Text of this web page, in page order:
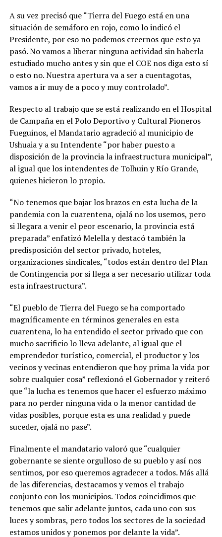
A su vez precisó que “Tierra del Fuego está en una
situación de semáforo en rojo, como lo indicó el
Presidente, por eso no podemos creernos que esto ya
pasó. No vamos a liberar ninguna actividad sin haberla
estudiado mucho antes y sin que el COE nos diga esto sí
o esto no. Nuestra apertura va a ser a cuentagotas,
vamos a ir muy de a poco y muy controlado”.
Respecto al trabajo que se está realizando en el Hospital
de Campaña en el Polo Deportivo y Cultural Pioneros
Fueguinos, el Mandatario agradeció al municipio de
Ushuaia y a su Intendente “por haber puesto a
disposición de la provincia la infraestructura municipal”,
al igual que los intendentes de Tolhuin y Río Grande,
quienes hicieron lo propio.
“No tenemos que bajar los brazos en esta lucha de la
pandemia con la cuarentena, ojalá no los usemos, pero
si llegara a venir el peor escenario, la provincia está
preparada” enfatizó Melella y destacó también la
predisposición del sector privado, hoteles,
organizaciones sindicales, “todos están dentro del Plan
de Contingencia por si llega a ser necesario utilizar toda
esta infraestructura”.
“El pueblo de Tierra del Fuego se ha comportado
magníficamente en términos generales en esta
cuarentena, lo ha entendido el sector privado que con
mucho sacrificio lo lleva adelante, al igual que el
emprendedor turístico, comercial, el productor y los
vecinos y vecinas entendieron que hoy prima la vida por
sobre cualquier cosa” reflexionó el Gobernador y reiteró
que “la lucha es tenemos que hacer el esfuerzo máximo
para no perder ninguna vida o la menor cantidad de
vidas posibles, porque esta es una realidad y puede
suceder, ojalá no pase”.
Finalmente el mandatario valoró que “cualquier
gobernante se siente orgulloso de su pueblo y así nos
sentimos, por eso queremos agradecer a todos. Más allá
de las diferencias, destacamos y vemos el trabajo
conjunto con los municipios. Todos coincidimos que
tenemos que salir adelante juntos, cada uno con sus
luces y sombras, pero todos los sectores de la sociedad
estamos unidos y ponemos por delante la vida”.